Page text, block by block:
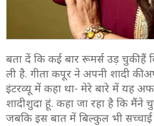
बता दें कि कई बार रूमर्स उड़ चुकी हैं
ली है. गीता कपूर ने अपनी शादी की
इंटरव्यू में कहा था- मेरे बारे में यह
शादीशुदा हूं. कहा जा रहा है कि मैंने
जबकि इस बात में बिल्कुल भी सच्चाई